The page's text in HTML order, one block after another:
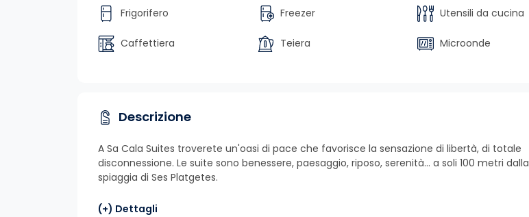
Frigorifero Freezer Utensili da cucina
Caffettiera Teiera Microonde
Descrizione
A Sa Cala Suites troverete un'oasi di pace che favorisce la sensazione di libertà, di totale
disconnessione. Le suite sono benessere, paesaggio, riposo, serenità... a soli 100 metri dalla
spiaggia di Ses Platgetes.
(+) Dettagli